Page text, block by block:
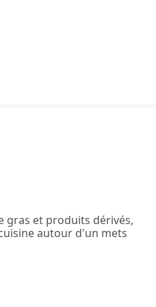
gras et produits dérivés,
autour d'un mets